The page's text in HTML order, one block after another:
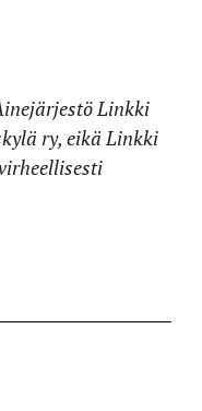
Linkki
ry, eikä Linkki